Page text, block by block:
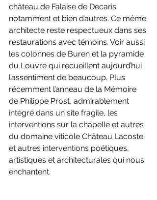
château de Falaise de Decaris
notamment et bien d’autres. Ce même
architecte reste respectueux dans ses
restaurations avec témoins. Voir aussi
les colonnes de Buren et la pyramide
du Louvre qui recueillent aujourd’hui
l’assentiment de beaucoup. Plus
récemment l’anneau de la Mémoire
de Philippe Prost, admirablement
intégré dans un site fragile, les
interventions sur la chapelle et autres
du domaine viticole Château Lacoste
et autres interventions poétiques,
artistiques et architecturales qui nous
enchantent.